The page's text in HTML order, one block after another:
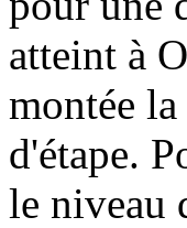
atteint à
montée
d'étape.
le niveau